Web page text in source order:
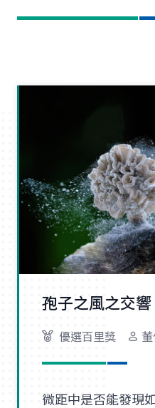
孢子之風之交響
優選百里獎
微距中是否能發現